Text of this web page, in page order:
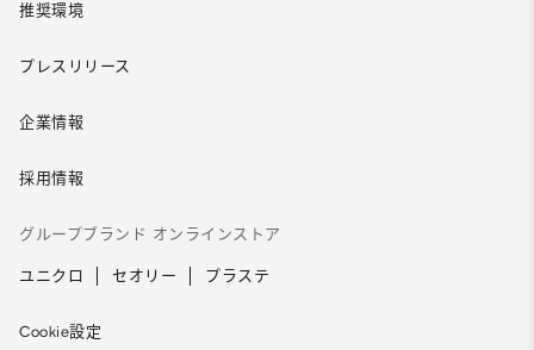
推奨環境
プレスリリース
企業情報
採用情報
グループブランド オンラインストア
ユニクロ セオリー プラステ
Cookie設定